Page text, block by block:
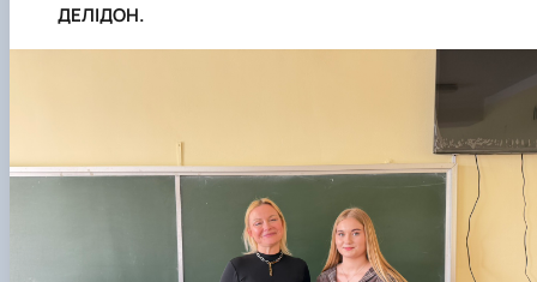
ДЕЛІДОН.